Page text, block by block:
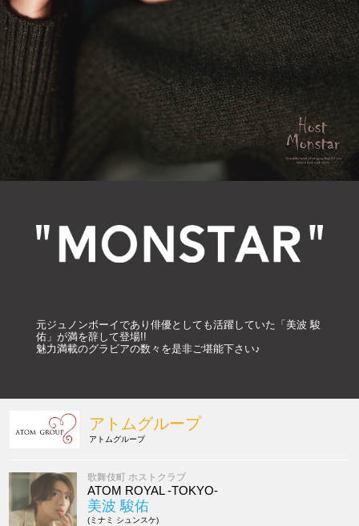
元ジュノンボーイであり俳優としても活躍していた「美波 駿
佑」が満を辞して登場!!
魅力満載のグラビアの数々を是非ご堪能下さい♪
アトムグループ
アトムグループ
歌舞伎町 ホストクラブ
ATOM ROYAL -TOKYO-
美波 駿佑
(ミナミ シュンスケ)